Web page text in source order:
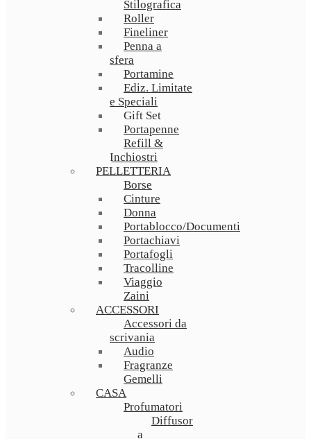
Stilografica
Roller
Fineliner
Penna a
sfera
Portamine
Ediz. Limitate
e Speciali
Gift Set
Portapenne
Refill &
Inchiostri
PELLETTERIA
Borse
Cinture
Donna
Portablocco/Documenti
Portachiavi
Portafogli
Tracolline
Viaggio
Zaini
ACCESSORI
Accessori da
scrivania
Audio
Fragranze
Gemelli
CASA
Profumatori
Diffusori
a